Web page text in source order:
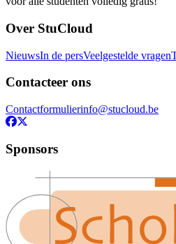
Over StuCloud
NieuwsIn de persVeelgestelde vragen
Contacteer ons
Contactformulierinfo@stucloud.be
Sponsors